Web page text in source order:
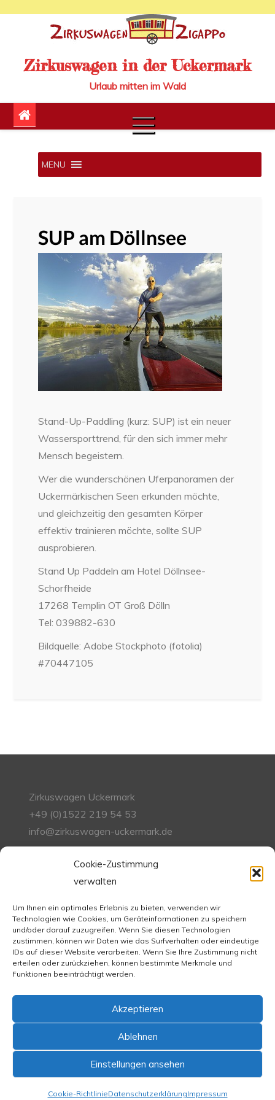
Cookie-Zustimmung
verwalten
Um Ihnen ein optimales Erlebnis zu bieten, verwenden wir
Technologien wie Cookies, um Geräteinformationen zu speichern
und/oder darauf zuzugreifen. Wenn Sie diesen Technologien
zustimmen, können wir Daten wie das Surfverhalten oder eindeutige
IDs auf dieser Website verarbeiten. Wenn Sie Ihre Zustimmung nicht
erteilen oder zurückziehen, können bestimmte Merkmale und
Funktionen beeinträchtigt werden.
Akzeptieren
Ablehnen
Einstellungen ansehen
Cookie-RichtlinieDatenschutzerklärungImpressum
Zirkuswagen in der Uckermark
Urlaub mitten im Wald
MENU
SUP am Döllnsee
Stand-Up-Paddling (kurz: SUP) ist ein neuer
Wassersporttrend, für den sich immer mehr
Mensch begeistern.
Wer die wunderschönen Uferpanoramen der
Uckermärkischen Seen erkunden möchte,
und gleichzeitig den gesamten Körper
effektiv trainieren möchte, sollte SUP
ausprobieren.
Stand Up Paddeln am Hotel Döllnsee-
Schorfheide
17268 Templin OT Groß Dölln
Tel: 039882-630
Bildquelle: Adobe Stockphoto (fotolia)
#70447105
Zirkuswagen Uckermark
+49 (0)1522 219 54 53
info@zirkuswagen-uckermark.de
Zigappo Classique
Zigappo Directeur
Zigappo Orientale
Zigappo Pullman
Impressum
Datenschutzerklärung